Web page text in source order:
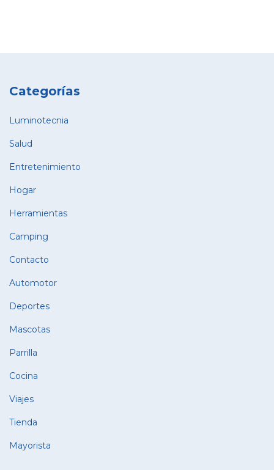
Categorías
Luminotecnia
Salud
Entretenimiento
Hogar
Herramientas
Camping
Contacto
Automotor
Deportes
Mascotas
Parrilla
Cocina
Viajes
Tienda
Mayorista